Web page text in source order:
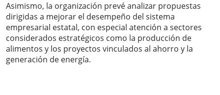
Asimismo, la organización prevé analizar propuestas
dirigidas a mejorar el desempeño del sistema
empresarial estatal, con especial atención a sectores
considerados estratégicos como la producción de
alimentos y los proyectos vinculados al ahorro y la
generación de energía.